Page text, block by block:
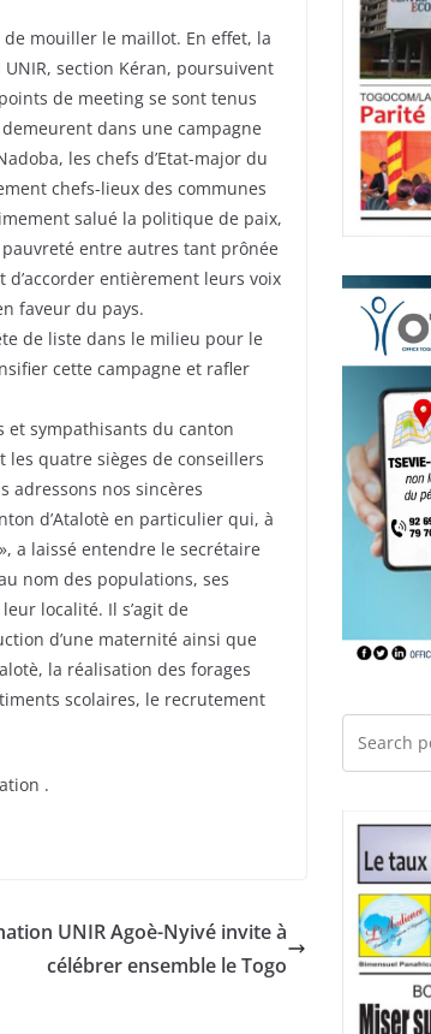
de mouiller le maillot. En effet, la
section Kéran, poursuivent
de meeting se sont tenus
dans une campagne
les chefs d’Etat-major du
chefs-lieux des communes
salué la politique de paix,
entre autres tant prônée
entièrement leurs voix
faveur du pays.
de liste dans le milieu pour le
cette campagne et rafler
et sympathisants du canton
les quatre sièges de conseillers
adressons nos sincères
d’Atalotè en particulier qui, à
a laissé entendre le secrétaire
nom des populations, ses
localité. Il s’agit de
d’une maternité ainsi que
la réalisation des forages
scolaires, le recrutement
.
UNIR Agoè-Nyivé invite à
célébrer ensemble le Togo